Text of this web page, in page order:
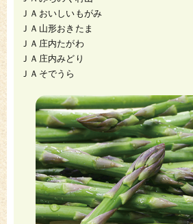
ＪＡおいしいもがみ
ＪＡ山形おきたま
ＪＡ庄内たがわ
ＪＡ庄内みどり
ＪＡそでうら